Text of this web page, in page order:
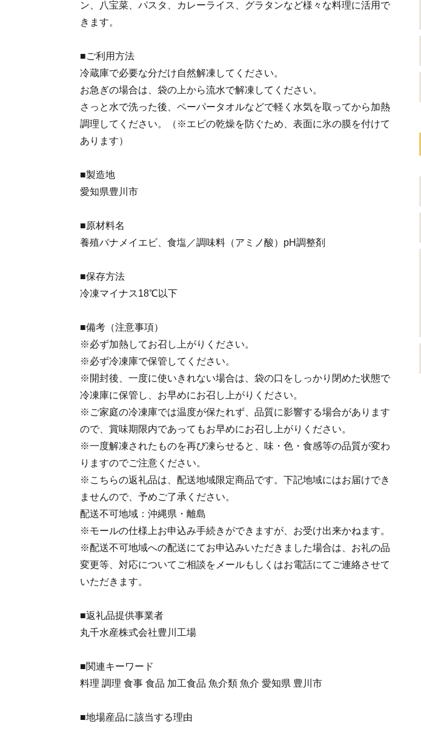
ン、八宝菜、パスタ、カレーライス、グラタンなど様々な料理に活用で
きます。
■ご利用方法
冷蔵庫で必要な分だけ自然解凍してください。
お急ぎの場合は、袋の上から流水で解凍してください。
さっと水で洗った後、ペーパータオルなどで軽く水気を取ってから加熱
調理してください。（※エビの乾燥を防ぐため、表面に氷の膜を付けて
あります）
■製造地
愛知県豊川市
■原材料名
養殖バナメイエビ、食塩／調味料（アミノ酸）pH調整剤
■保存方法
冷凍マイナス18℃以下
■備考（注意事項）
※必ず加熱してお召し上がりください。
※必ず冷凍庫で保管してください。
※開封後、一度に使いきれない場合は、袋の口をしっかり閉めた状態で
冷凍庫に保管し、お早めにお召し上がりください。
※ご家庭の冷凍庫では温度が保たれず、品質に影響する場合があります
ので、賞味期限内であってもお早めにお召し上がりください。
※一度解凍されたものを再び凍らせると、味・色・食感等の品質が変わ
りますのでご注意ください。
※こちらの返礼品は、配送地域限定商品です。下記地域にはお届けでき
ませんので、予めご了承ください。
配送不可地域：沖縄県・離島
※モールの仕様上お申込み手続きができますが、お受け出来かねます。
※配送不可地域への配送にてお申込みいただきました場合は、お礼の品
変更等、対応についてご相談をメールもしくはお電話にてご連絡させて
いただきます。
■返礼品提供事業者
丸千水産株式会社豊川工場
■関連キーワード
料理 調理 食事 食品 加工食品 魚介類 魚介 愛知県 豊川市
■地場産品に該当する理由